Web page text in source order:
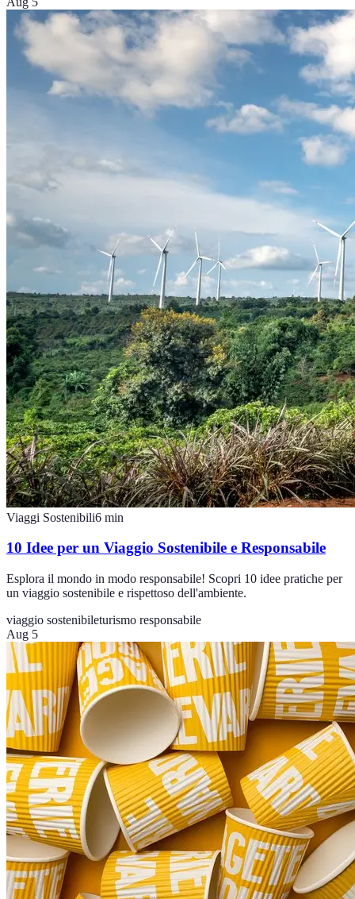
Viaggi Sostenibili6 min
10 Idee per un Viaggio Sostenibile e Responsabile
Esplora il mondo in modo responsabile! Scopri 10 idee pratiche per
un viaggio sostenibile e rispettoso dell'ambiente.
viaggio sostenibileturismo responsabile
Aug 5